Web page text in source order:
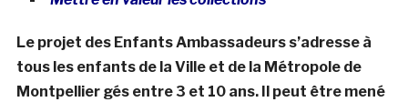
Le projet des Enfants Ambassadeurs s’adresse à
tous les enfants de la Ville et de la Métropole de
Montpellier gés entre 3 et 10 ans. Il peut être mené